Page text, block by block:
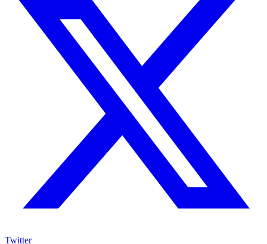
Twitter